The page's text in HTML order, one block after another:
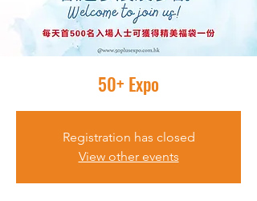
50+ Expo
Registration has closed
View other events